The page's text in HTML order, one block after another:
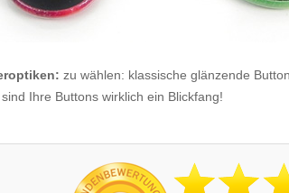
zu wählen: klassische glänzende
Ihre Buttons wirklich ein Blickfang!